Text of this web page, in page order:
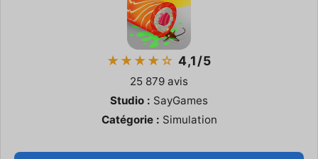
★★★★☆ 4,1/5
25 879 avis
Studio : SayGames
Catégorie : Simulation